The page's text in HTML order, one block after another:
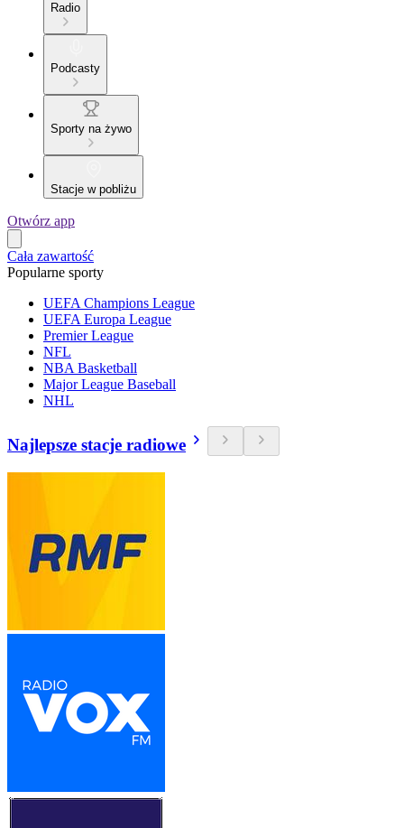
Radio
Podcasty
Sporty na żywo
Stacje w pobliżu
Otwórz app
Cała zawartość
Popularne sporty
UEFA Champions League
UEFA Europa League
Premier League
NFL
NBA Basketball
Major League Baseball
NHL
Najlepsze stacje radiowe